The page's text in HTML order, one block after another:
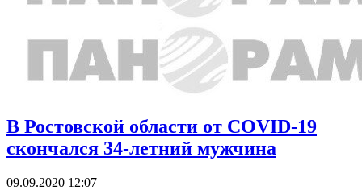
В Ростовской области от COVID-19
скончался 34-летний мужчина
09.09.2020 12:07